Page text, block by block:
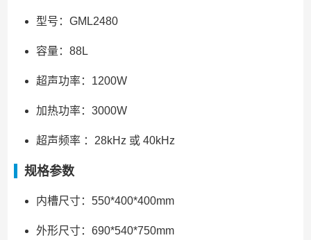
型号：GML2480
容量：88L
超声功率：1200W
加热功率：3000W
超声频率 ：28kHz 或 40kHz
规格参数
内槽尺寸：550*400*400mm
外形尺寸：690*540*750mm